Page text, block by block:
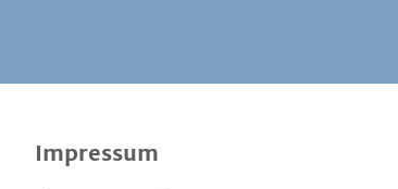
Impressum